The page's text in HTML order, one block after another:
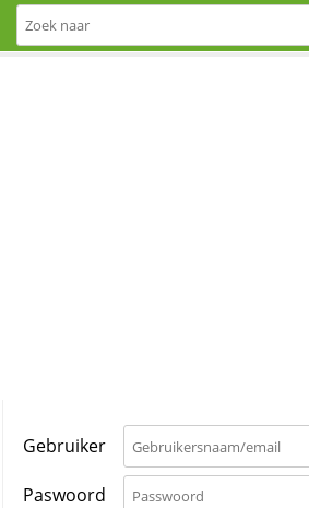
Gebruiker
Paswoord